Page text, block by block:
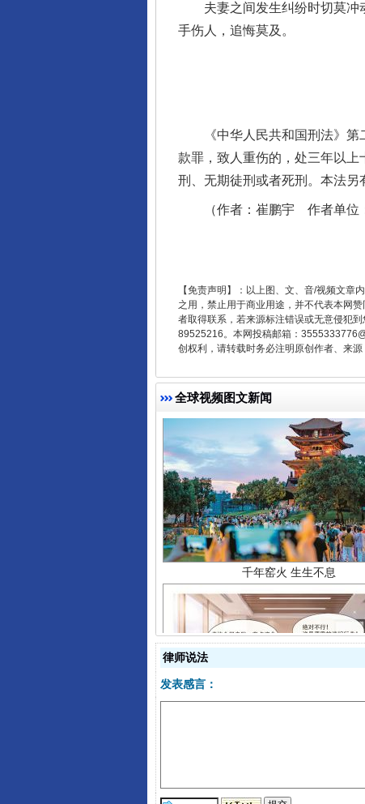
夫妻之间发生纠纷时切莫冲动
手伤人，追悔莫及。
《中华人民共和国刑法》第二
款罪，致人重伤的，处三年以
刑、无期徒刑或者死刑。本法另
（作者：崔鹏宇 作者单位：
【免责声明】：以上图、文、音/视频文
之用，禁止用于商业用途，并不代表本网
者取得联系，若来源标注错误或无意侵犯
89525216。本网投稿邮箱：
创权利，请转载时务必注明原创作者、来源
全球视频图文新闻
千年窑火 生生不息
揭开“小金库”的免责幌子
律师说法
发表感言：